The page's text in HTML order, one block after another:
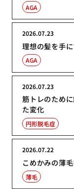
AGA
理想の髪を手
2026.07.23
AGA
筋トレのため
た変化
2026.07.23
円形脱毛症
こめかみの薄
2026.07.22
薄毛